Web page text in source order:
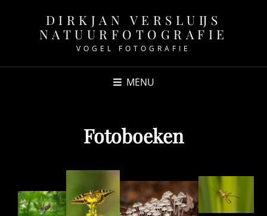
DIRKJAN VERSLUIJS
NATUURFOTOGRAFIE
VOGEL FOTOGRAFIE
MENU
Fotoboeken